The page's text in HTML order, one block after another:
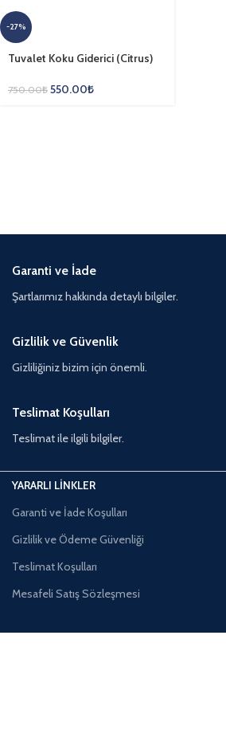
-27%
Tuvalet Koku Giderici (Citrus)
750.00₺ 550.00₺
Garanti ve İade
Şartlarımız hakkında detaylı bilgiler.
Gizlilik ve Güvenlik
Gizliliğiniz bizim için önemli.
Teslimat Koşulları
Teslimat ile ilgili bilgiler.
YARARLI LİNKLER
Garanti ve İade Koşulları
Gizlilik ve Ödeme Güvenliği
Teslimat Koşulları
Mesafeli Satış Sözleşmesi